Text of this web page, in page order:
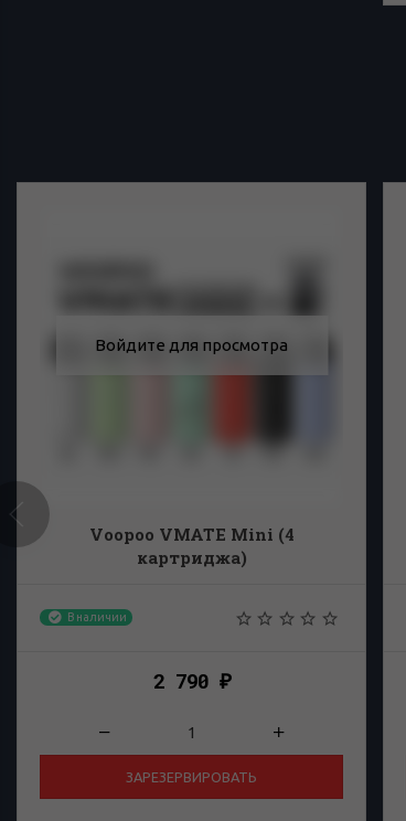
Войдите для просмотра
Voopoo VMATE Mini (4
картриджа)
В наличии
2 790 ₽
ЗАРЕЗЕРВИРОВАТЬ